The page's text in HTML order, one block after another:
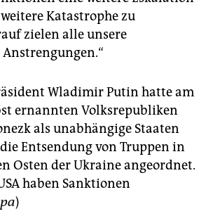
Katastrophe zu
zielen alle unsere
Wladimir Putin hatte am
ernannten Volksrepubliken
als unabhängige Staaten
Entsendung von Truppen in
Osten der Ukraine angeordnet.
haben Sanktionen
)